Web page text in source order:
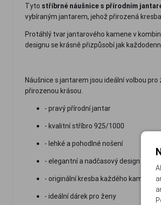
Tyto stříbrné náušnice s přírodním
vybíraným jantarem, jehož přirozená
Protáhlý tvar jantarového kamene v
designu se krásně přizpůsobí jak
Náušnice s jantarem jsou ideální volbou
přirozenou krásou.
- pravý přírodní jantar
- kvalitní stříbro 925/1000
- lehké a pohodlné nošení
- elegantní a nadčasový design
- originální kresba každého kamene
- ideální dárek pro ženy